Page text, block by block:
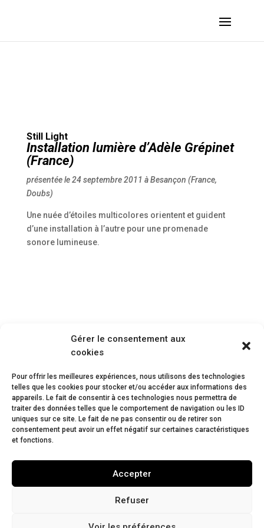
Gérer le consentement aux
cookies
Pour offrir les meilleures expériences, nous utilisons des technologies
telles que les cookies pour stocker et/ou accéder aux informations des
appareils. Le fait de consentir à ces technologies nous permettra de
traiter des données telles que le comportement de navigation ou les ID
uniques sur ce site. Le fait de ne pas consentir ou de retirer son
consentement peut avoir un effet négatif sur certaines caractéristiques
et fonctions.
Accepter
Refuser
Still Light
Installation lumière d’Adèle Grépinet
(France)
présentée le 24 septembre 2011 à Besançon (France,
Doubs)
Une nuée d’étoiles multicolores orientent et guident
d’une installation à l’autre pour une promenade
sonore lumineuse.